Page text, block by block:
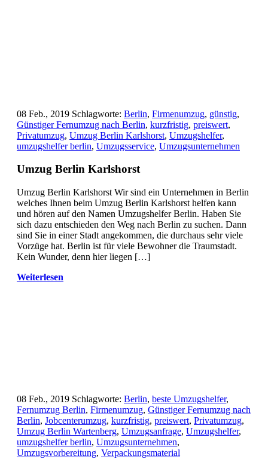
08 Feb., 2019 Schlagworte: Berlin, Firmenumzug, günstig,
Günstiger Fernumzug nach Berlin, kurzfristig, preiswert,
Privatumzug, Umzug Berlin Karlshorst, Umzugshelfer,
umzugshelfer berlin, Umzugsservice, Umzugsunternehmen
Umzug Berlin Karlshorst
Umzug Berlin Karlshorst Wir sind ein Unternehmen in Berlin
welches Ihnen beim Umzug Berlin Karlshorst helfen kann
und hören auf den Namen Umzugshelfer Berlin. Haben Sie
sich dazu entschieden den Weg nach Berlin zu suchen. Dann
sind Sie in einer Stadt angekommen, die durchaus sehr viele
Vorzüge hat. Berlin ist für viele Bewohner die Traumstadt.
Kein Wunder, denn hier liegen […]
Weiterlesen
08 Feb., 2019 Schlagworte: Berlin, beste Umzugshelfer,
Fernumzug Berlin, Firmenumzug, Günstiger Fernumzug nach
Berlin, Jobcenterumzug, kurzfristig, preiswert, Privatumzug,
Umzug Berlin Wartenberg, Umzugsanfrage, Umzugshelfer,
umzugshelfer berlin, Umzugsunternehmen,
Umzugsvorbereitung, Verpackungsmaterial